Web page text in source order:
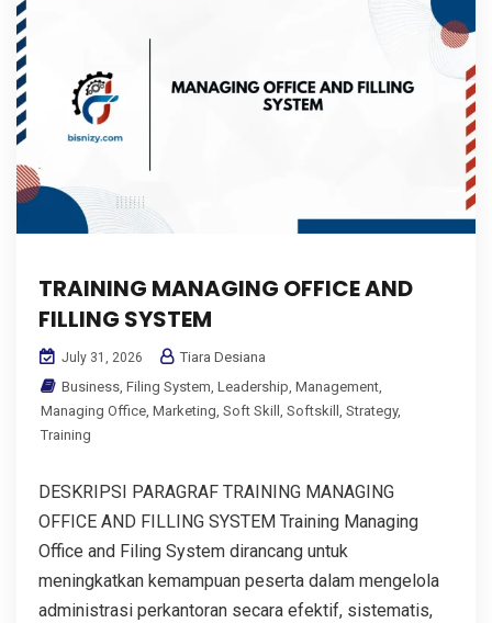
TRAINING MANAGING OFFICE AND
FILLING SYSTEM
July 31, 2026
Tiara Desiana
Business, Filing System, Leadership, Management,
Managing Office, Marketing, Soft Skill , Softskill , Strategy,
Training
DESKRIPSI PARAGRAF TRAINING MANAGING
OFFICE AND FILLING SYSTEM Training Managing
Office and Filing System dirancang untuk
meningkatkan kemampuan peserta dalam mengelola
administrasi perkantoran secara efektif, sistematis,